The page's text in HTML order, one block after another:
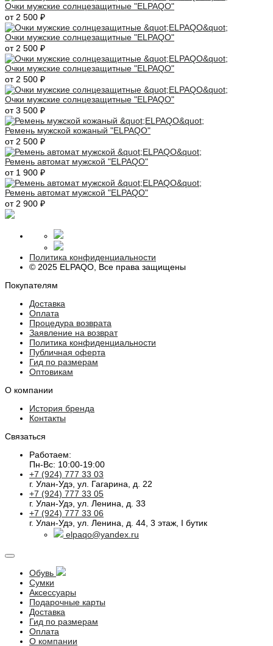
Очки мужские солнцезащитные "ELPAQO"
от 2 500 ₽
Очки мужские солнцезащитные "ELPAQO"
от 2 500 ₽
Очки мужские солнцезащитные "ELPAQO"
от 2 500 ₽
Очки мужские солнцезащитные "ELPAQO"
от 3 500 ₽
Ремень мужской кожаный "ELPAQO"
от 2 500 ₽
Ремень автомат мужской "ELPAQO"
от 1 900 ₽
Ремень автомат мужской "ELPAQO"
от 2 900 ₽
Политика конфиденциальности
© 2025 ELPAQO, Все права защищены
Покупателям
Доставка
Оплата
Процедура возврата
Заявление на возврат
Политика конфиденциальности
Публичная оферта
Гид по размерам
Оптовикам
О компании
История бренда
Контакты
Связаться
Работаем:
Пн-Вс: 10:00-19:00
+7 (924) 777 33 03
г. Улан-Удэ, ул. Гагарина, д. 22
+7 (924) 777 33 05
г. Улан-Удэ, ул. Ленина, д. 33
+7 (924) 777 33 06
г. Улан-Удэ, ул. Ленина, д. 44, 3 этаж, I бутик
elpaqo@yandex.ru
Обувь
Сумки
Аксессуары
Подарочные карты
Доставка
Гид по размерам
Оплата
О компании